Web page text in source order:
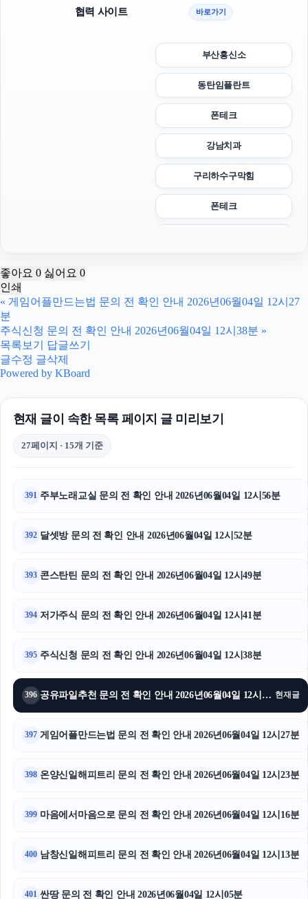
협력 사이트 바로가기
부산흥신소
동탄임플란트
폰테크
강남치과
구리하수구막힘
폰테크
김해이혼전문변호사
광교피부과
이혼전문변호사
야구반티
마포구하수구막힘
네이버 검색광고
이혼변호사
이혼변호사
좋아요 0 싫어요 0
인쇄
« 게임어플만드는법 문의 전 확인 안내 2026년06월04일 12시27
분
주식신청 문의 전 확인 안내 2026년06월04일 12시38분 »
목록보기
답글쓰기
글수정 글삭제
Powered by KBoard
현재 글이 속한 목록 페이지 글 미리보기
27페이지 · 15개 기준
391 주부노래교실 문의 전 확인 안내 2026년06월04일 12시56분
392 달셋방 문의 전 확인 안내 2026년06월04일 12시52분
393 콘스탄틴 문의 전 확인 안내 2026년06월04일 12시49분
394 저가주식 문의 전 확인 안내 2026년06월04일 12시41분
395 주식신청 문의 전 확인 안내 2026년06월04일 12시38분
396 공유파일추천 문의 전 확인 안내 2026년06월04일 12시31분 현재글
397 게임어플만드는법 문의 전 확인 안내 2026년06월04일 12시27분
398 온양신일해피트리 문의 전 확인 안내 2026년06월04일 12시23분
399 마음에서마음으로 문의 전 확인 안내 2026년06월04일 12시16분
400 남창신일해피트리 문의 전 확인 안내 2026년06월04일 12시13분
401 싼땅 문의 전 확인 안내 2026년06월04일 12시05분